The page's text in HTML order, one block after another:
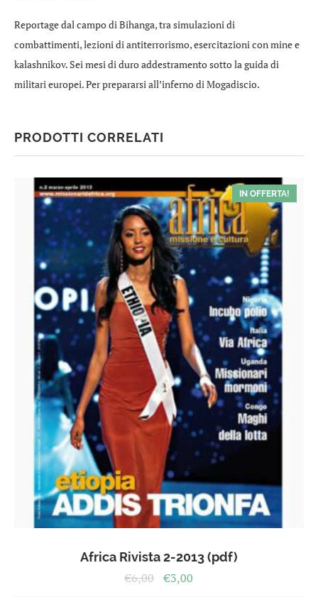
Reportage dal campo di Bihanga, tra simulazioni di
combattimenti, lezioni di antiterrorismo, esercitazioni con mine e
kalashnikov. Sei mesi di duro addestramento sotto la guida di
militari europei. Per prepararsi all’inferno di Mogadiscio.
PRODOTTI CORRELATI
IN OFFERTA!
Africa Rivista 2-2013 (pdf)
€6,00 Il
€3,00